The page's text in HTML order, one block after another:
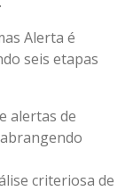
Alerta é
seis etapas
alertas de
criteriosa de